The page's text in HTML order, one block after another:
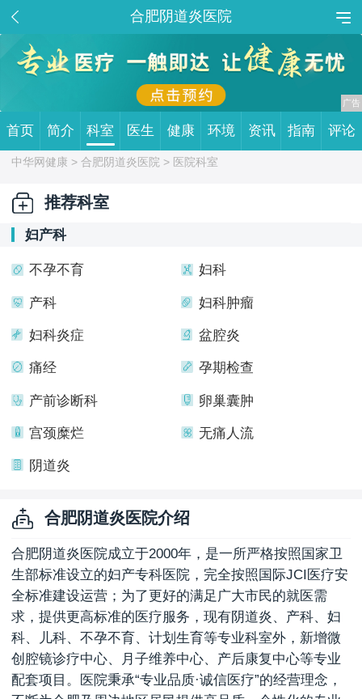
合肥阴道炎医院
首页 简介 科室 医生 健康 环境 资讯 指南 评论
中华网健康 >合肥阴道炎医院 > 医院科室
推荐科室
妇产科
不孕不育 妇科
产科 妇科肿瘤
妇科炎症 盆腔炎
痛经 孕期检查
产前诊断科 卵巢囊肿
宫颈糜烂 无痛人流
阴道炎
合肥阴道炎医院介绍
合肥阴道炎医院成立于2000年，是一所严格按照国家卫
生部标准设立的妇产专科医院，完全按照国际JCI医疗安
全标准建设运营；为了更好的满足广大市民的就医需
求，提供更高标准的医疗服务，现有阴道炎、产科、妇
科、儿科、不孕不育、计划生育等专业科室外，新增微
创腔镜诊疗中心、月子维养中心、产后康复中心等专业
配套项目。医院秉承“专业品质·诚信医疗”的经营理念，